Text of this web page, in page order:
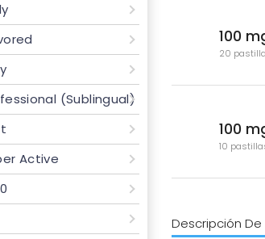
(Sublingual)
Active
100
20
100
10
Descripción